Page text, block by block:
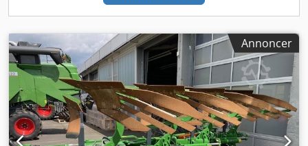
Annoncer